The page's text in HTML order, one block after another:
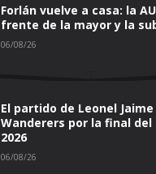
Forlán vuelve a casa: la
frente de la mayor y la
06/08/26
El partido de Leonel
Wanderers por la final
2026
06/08/26